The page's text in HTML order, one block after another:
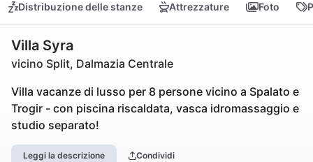
Distribuzione delle stanze Attrezzature Foto
Villa Syra
vicino Split, Dalmazia Centrale
Villa vacanze di lusso per 8 persone vicino a Spalato e
Trogir - con piscina riscaldata, vasca idromassaggio e
studio separato!
Leggi la descrizione Condividi